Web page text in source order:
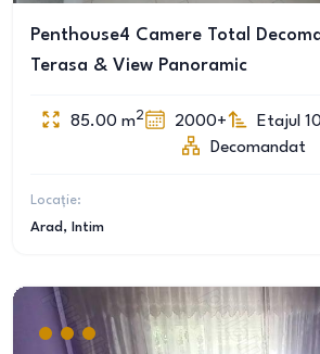
Penthouse4 Camere Total
Terasa & View Panoramic
85.00 m2 2000+ Etajul
Decomandat
Locație:
Arad , Intim